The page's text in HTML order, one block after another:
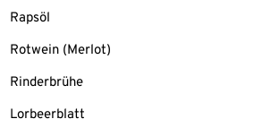
Rapsöl
Rotwein (Merlot)
Rinderbrühe
Lorbeerblatt